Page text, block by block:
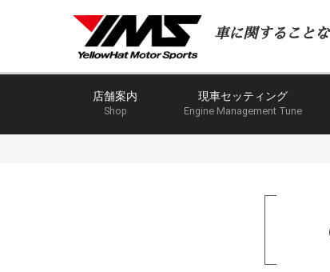
車に関すること
店舗案内
Shop
現車セッティング
Engine Management Tune